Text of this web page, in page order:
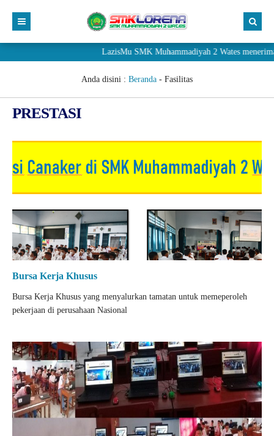
LazisMu SMK Muhammadiyah 2 Wates menerima
Anda disini : Beranda - Fasilitas
PRESTASI
Bursa Kerja Khusus
Bursa Kerja Khusus yang menyalurkan tamatan untuk memeperoleh
pekerjaan di perusahaan Nasional